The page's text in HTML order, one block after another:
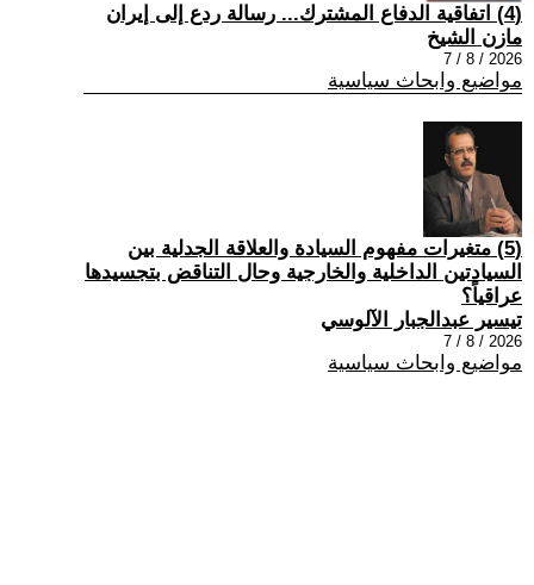
(4) اتفاقية الدفاع المشترك... رسالة ردع إلى إيران
مازن الشيخ
2026 / 8 / 7
مواضيع وابحاث سياسية
(5) متغيرات مفهوم السيادة والعلاقة الجدلية بين
السيادتين الداخلية والخارجية وحال التناقض بتجسيدها
عراقياً؟
تيسير عبدالجبار الآلوسي
2026 / 8 / 7
مواضيع وابحاث سياسية